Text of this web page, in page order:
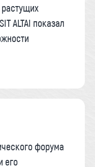
растущих
ALTAI показал
форума
его